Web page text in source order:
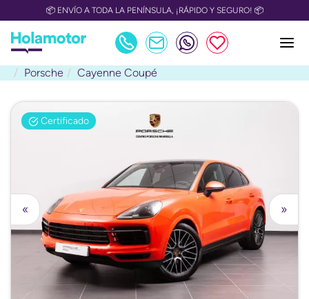
📦 ENVÍO A TODA LA PENÍNSULA, ¡RÁPIDO Y SEGURO! 📦
Porsche Cayenne Coupé
Certificado
»
«